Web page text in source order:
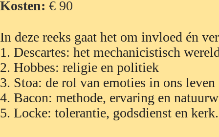
Kosten: € 90
In deze reeks gaat het om invloed én
1. Descartes: het mechanicistisch
2. Hobbes: religie en politiek
3. Stoa: de rol van emoties in ons leven
4. Bacon: methode, ervaring en
5. Locke: tolerantie, godsdienst en kerk.